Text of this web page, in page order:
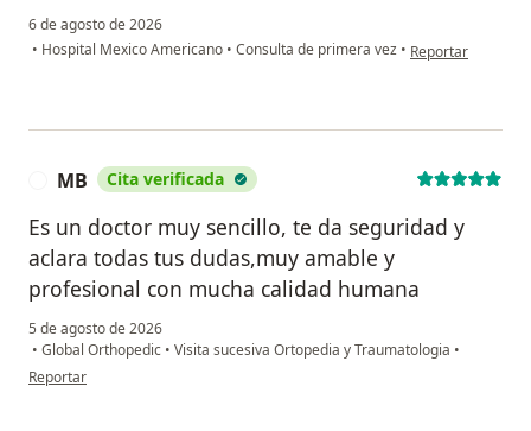
6 de agosto de 2026
• Hospital Mexico Americano • Consulta de primera vez • en opinión del
Reportar
MB Cita verificada
Es un doctor muy sencillo, te da seguridad y
aclara todas tus dudas,muy amable y
profesional con mucha calidad humana
5 de agosto de 2026
• Global Orthopedic • Visita sucesiva Ortopedia y Traumatologia •
en opinión del usuario MB
Reportar